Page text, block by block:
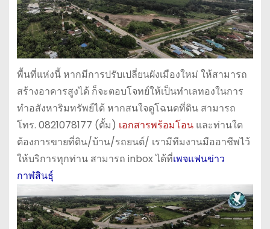
พื้นที่แห่งนี้ หากมีการปรับเปลี่ยนผังเมืองใหม่ ให้สามารถ
สร้างอาคารสูงได้ ก็จะตอบโจทย์ให้เป็นทำเลทองในการ
ทำอสังหาริมทรัพย์ได้ หากสนใจดูโฉนดที่ดิน สามารถ
โทร. 0821078177 (ตั้ม) เอกสารพร้อมโอนและท่านใด
ต้องการขายที่ดิน/บ้าน/รถยนต์/ เรามีทีมงานมืออาชีพไว้
ให้บริการทุกท่าน สามารถ inbox ได้ที่เพจแฟนข่าว
กาฬสินธุ์